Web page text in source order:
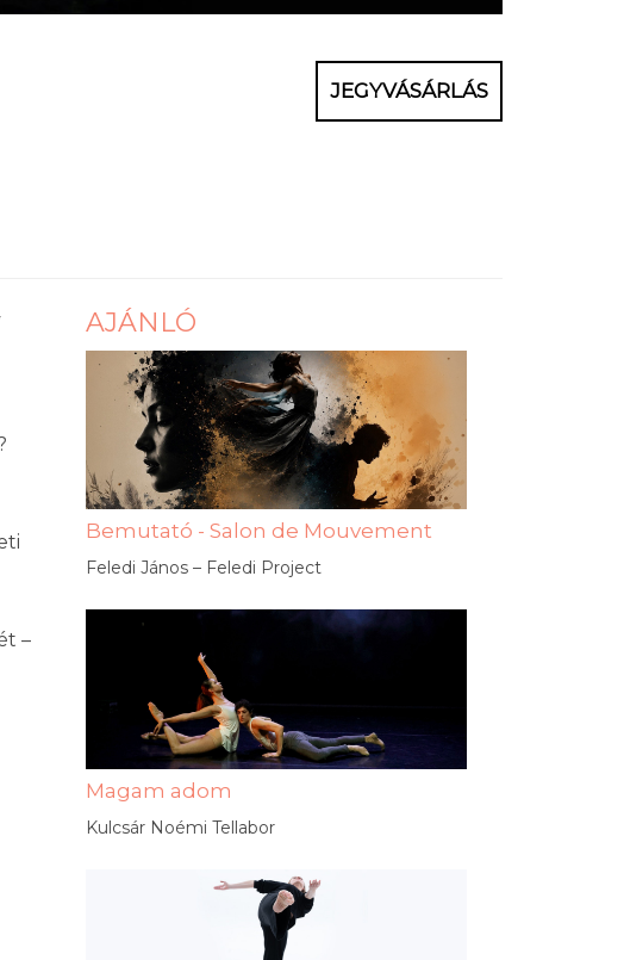
JEGYVÁSÁRLÁS
–
AJÁNLÓ
Bemutató - Salon de Mouvement
Feledi János – Feledi Project
Magam adom
Kulcsár Noémi Tellabor